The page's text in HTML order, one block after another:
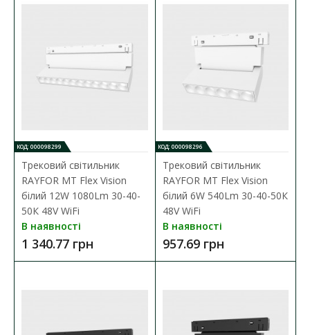
Шинопровід магнітний RAYFOR MT-G Rail чорний
врізний 3м під гіпсокартон 12мм
Наявність: В наявності
​Шинопровід магнітний RAYFOR MT-G Rail — це сучасне рішення
для організації електропостачання у прос..
3 591.35 грн
КОД: 000098299
Трековий світильник
RAYFOR MT Flex Vision
білий 12W 1080Lm 30-40-
50К 48V WiFi
В наявності
1 340.77 грн
КОД: 000098296
Трековий світильник
RAYFOR MT Flex Vision
білий 6W 540Lm 30-40-50К
48V WiFi
В наявності
957.69 грн